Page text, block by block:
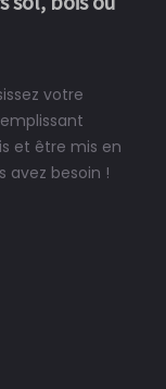
votre
et être mis en
avez besoin !